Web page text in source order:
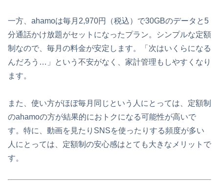
一方、ahamoは毎月2,970円（税込）で30GBのデータと5
分通話かけ放題がセットになったプラン。シンプルな定額
制なので、毎月の料金が安定します。「次はいくらになる
んだろう…」という不安がなく、家計管理もしやすくなり
ます。
また、使い方がほぼ毎月同じという人にとっては、定額制
のahamoの方が結果的におトクになる可能性が高いで
す。特に、動画を見たりSNSを使ったりする頻度が多い
人にとっては、定額制の安心感はとても大きなメリットで
す。